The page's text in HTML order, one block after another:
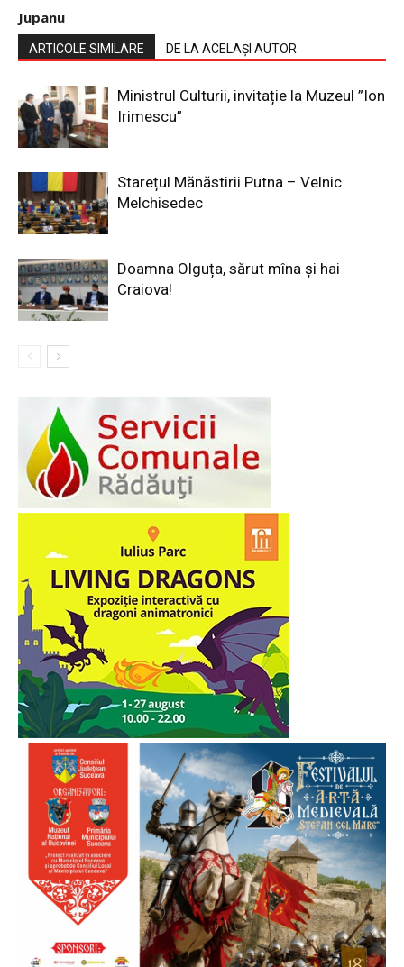
Jupanu
ARTICOLE SIMILARE DE LA ACELAȘI AUTOR
Ministrul Culturii, invitație la Muzeul ”Ion
Irimescu”
Starețul Mănăstirii Putna – Velnic
Melchisedec
Doamna Olguța, sărut mîna și hai
Craiova!